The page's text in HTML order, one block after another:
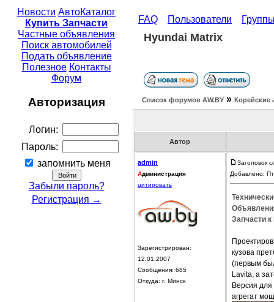
Новости АвтоКаталог
Купить Запчасти
Частные объявления
Поиск автомобилей
Подать объявление
Полезное Контакты
Форум
Авторизация
Логин:
Пароль:
запомнить меня
Забыли пароль?
Регистрация →
FAQ Пользователи
Hyundai Matrix
Список форумов АW.BY » Корейские
Автор
admin
Администрация
цитировать
Зарегистрирован:
12.01.2007
Сообщения: 685
Откуда: г. Минск
Заголовок
Добавлено:
Запчасти
кузова
(первым
Lavita, а
Версия
агрегат